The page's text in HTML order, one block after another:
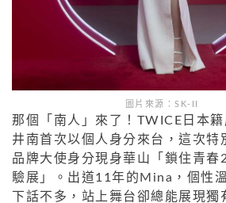
圖片來源：SK-II
那個「南人」來了！TWICE日本
井南首次以個人身分來台，這次特
品牌大使身分現身華山「鎖住青春
驗展」。出道11年的Mina，個性
下話不多，站上舞台卻總能展現獨